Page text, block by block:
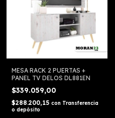
MESA RACK 2 PUERTAS +
PANEL TV DELOS DL881EN
$339.059,00
$288.200,15 con Transferencia
o depósito